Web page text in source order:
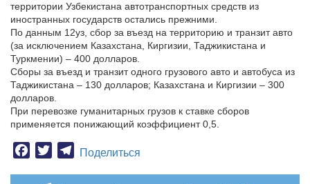
территории Узбекистана автотранспортных средств из
иностранных государств остались прежними.
По данным 12уз, сбор за въезд на территорию и транзит авто
(за исключением Казахстана, Киргизии, Таджикистана и
Туркмении) – 400 долларов.
Сборы за въезд и транзит одного грузового авто и автобуса из
Таджикистана – 130 долларов; Казахстана и Киргизии – 300
долларов.
При перевозке гуманитарных грузов к ставке сборов
применяется понижающий коэффициент 0,5.
Facebook
TwitterTelegram
Поделиться